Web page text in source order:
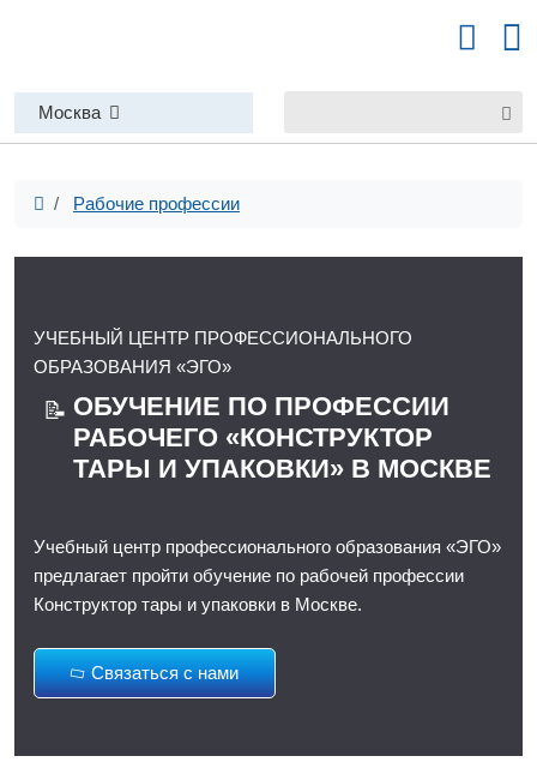
Москва
Рабочие профессии
УЧЕБНЫЙ ЦЕНТР ПРОФЕССИОНАЛЬНОГО
ОБРАЗОВАНИЯ «ЭГО»
📝 ОБУЧЕНИЕ ПО ПРОФЕССИИ
РАБОЧЕГО «КОНСТРУКТОР
ТАРЫ И УПАКОВКИ» В МОСКВЕ
Учебный центр профессионального образования «ЭГО»
предлагает пройти обучение по рабочей профессии
Конструктор тары и упаковки в Москве.
Связаться с нами